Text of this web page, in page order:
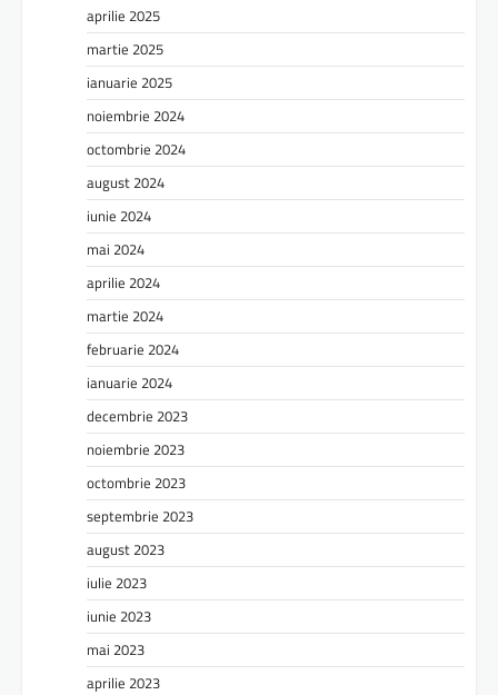
aprilie 2025
martie 2025
ianuarie 2025
noiembrie 2024
octombrie 2024
august 2024
iunie 2024
mai 2024
aprilie 2024
martie 2024
februarie 2024
ianuarie 2024
decembrie 2023
noiembrie 2023
octombrie 2023
septembrie 2023
august 2023
iulie 2023
iunie 2023
mai 2023
aprilie 2023